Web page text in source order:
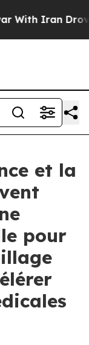
Iran Drove
et la
pour